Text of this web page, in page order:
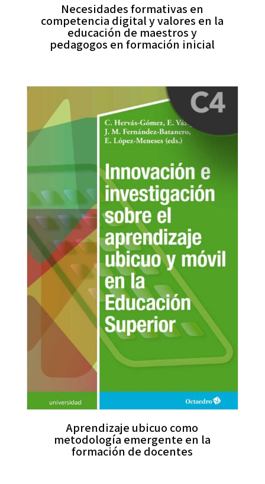
Necesidades formativas en
competencia digital y valores en la
educación de maestros y
pedagogos en formación inicial
Aprendizaje ubicuo como
metodología emergente en la
formación de docentes